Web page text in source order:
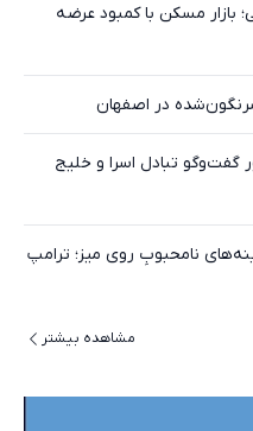
بازار مسکن با کمبود عرضه
گفت‌وگو تبادل اسرا و خلیج
نامحبوبِ روی میز؛ ترامپ
مشاهده بیشتر